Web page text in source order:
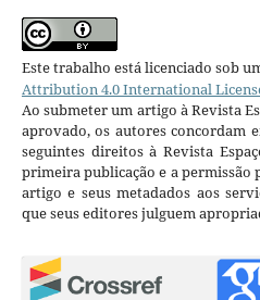
Este trabalho está licenciado sob
Attribution 4.0 International
Ao submeter um artigo à Revista
aprovado, os autores concordam
seguintes direitos à Revista
primeira publicação e a permissão
artigo e seus metadados aos
que seus editores julguem